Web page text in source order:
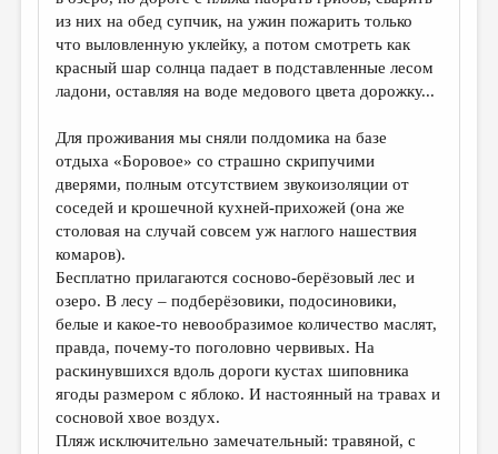
ОБЗОР ЛИТЕРАТУРЫ
СТРАНИЦЫ ПАМЯТИ
КОЛОНКА РЕДАКТОРА
РЕДКОЛЛЕГИЯ
ОТ РЕДАКЦИИ
МАЛАЯ ПРОЗА
ЭССЕИСТИКА
ЛИТЕРАТУРОВЕДЕНИЕ
КУЛЬТУРОВЕДЕНИЕ
ПУБЛИЦИСТИКА
из них на обед супчик, на ужин пожарить только
что выловленную уклейку, а потом смотреть как
красный шар солнца падает в подставленные лесом
ладони, оставляя на воде медового цвета дорожку...
Для проживания мы сняли полдомика на базе
отдыха «Боровое» со страшно скрипучими
дверями, полным отсутствием звукоизоляции от
соседей и крошечной кухней-прихожей (она же
столовая на случай совсем уж наглого нашествия
комаров).
Бесплатно прилагаются сосново-берёзовый лес и
озеро. В лесу – подберёзовики, подосиновики,
белые и какое-то невообразимое количество маслят,
правда, почему-то поголовно червивых. На
раскинувшихся вдоль дороги кустах шиповника
ягоды размером с яблоко. И настоянный на травах и
сосновой хвое воздух.
Пляж исключительно замечательный: травяной, с